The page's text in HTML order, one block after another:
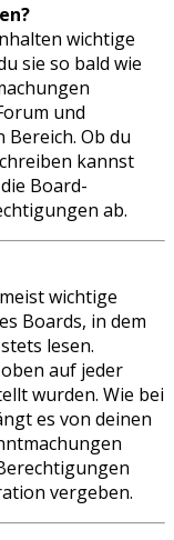
wichtige
sie so bald wie
und
Ob du
kannst
Board-
ab.
wichtige
Boards, in dem
lesen.
auf jeder
wurden. Wie bei
es von deinen
vergeben.